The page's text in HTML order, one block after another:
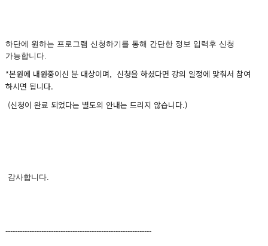
하단에 원하는 프로그램 신청하기를 통해 간단한 정보 입력후 신청
가능합니다.
*본원에 내원중이신 분 대상이며, 신청을 하셨다면 강의 일정에 맞춰서 참여
하시면 됩니다.
(신청이 완료 되었다는 별도의 안내는 드리지 않습니다.)
감사합니다.
-------------------------------------------------------------